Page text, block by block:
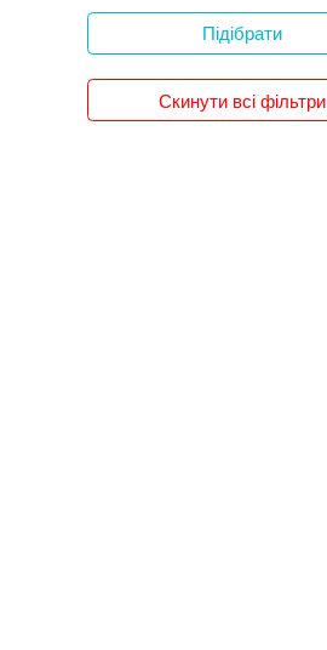
120x300
12x25
150x150
150x300
Підібрати
Скинути всі фільтри